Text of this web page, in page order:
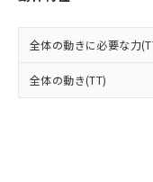
全体の動きに必要な力
全体の動き(TT)
引・商
をご了
※当社
の共同
とができま
51物質の非